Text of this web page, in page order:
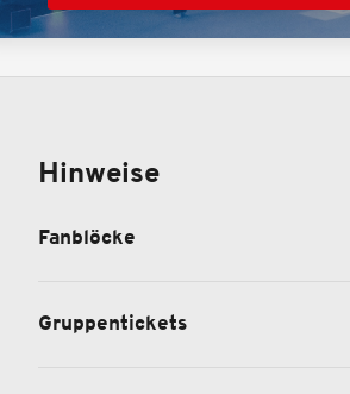
Hinweise
Fanblöcke
Gruppentickets